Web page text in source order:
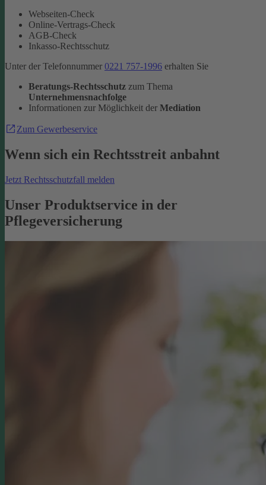
Webseiten-Check
Online-Vertrags-Check
AGB-Check
Inkasso-Rechtsschutz
Unter der Telefonnummer 0221 757-1996 erhalten Sie
Beratungs-Rechtsschutz zum Thema
Unternehmensnachfolge
Informationen zur Möglichkeit der Mediation
Zum Gewerbeservice
Wenn sich ein Rechtsstreit anbahnt
Jetzt Rechtsschutzfall melden
Unser Produktservice in der
Pflegeversicherung